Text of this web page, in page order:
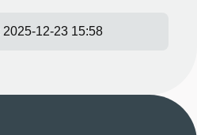
2025-12-23 15:58